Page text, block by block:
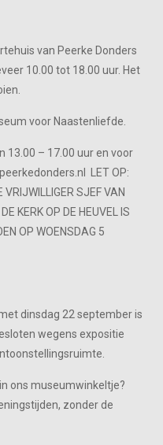
van Peerke Donders
10.00 tot 18.00 uur. Het
voor Naastenliefde.
13.00 – 17.00 uur en voor
LET OP:
SJEF VAN
KERK OP DE HEUVEL IS
OP WOENSDAG 5
dinsdag 22 september is
wegens expositie
ons museumwinkeltje?
zonder de